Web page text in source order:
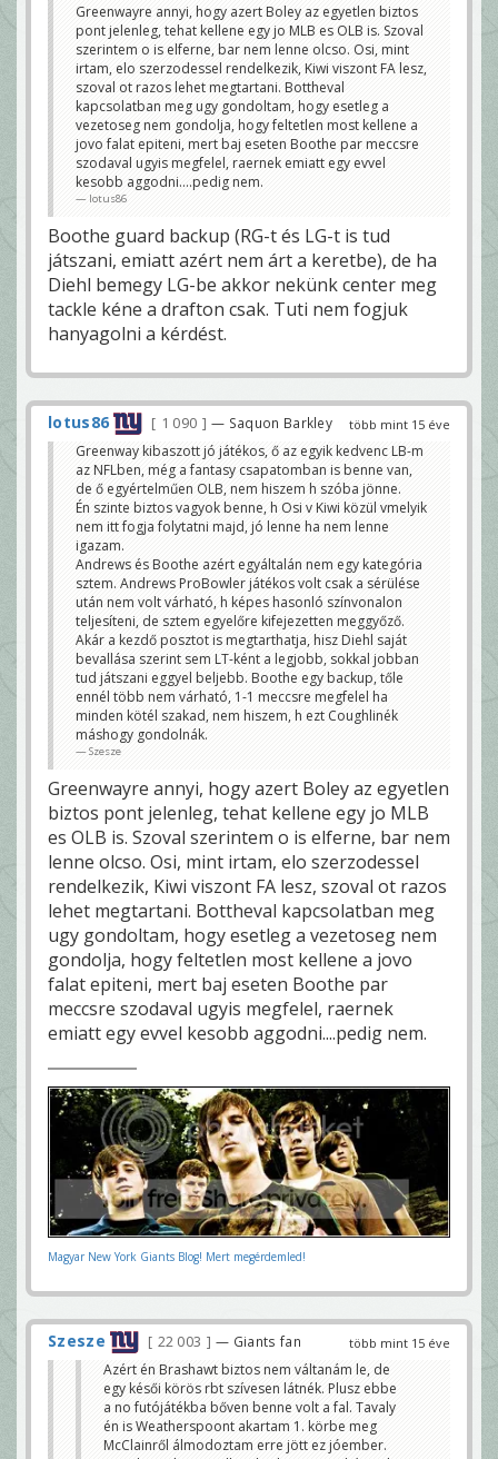
Greenwayre annyi, hogy azert Boley az egyetlen biztos
pont jelenleg, tehat kellene egy jo MLB es OLB is. Szoval
szerintem o is elferne, bar nem lenne olcso. Osi, mint
irtam, elo szerzodessel rendelkezik, Kiwi viszont FA lesz,
szoval ot razos lehet megtartani. Bottheval
kapcsolatban meg ugy gondoltam, hogy esetleg a
vezetoseg nem gondolja, hogy feltetlen most kellene a
jovo falat epiteni, mert baj eseten Boothe par meccsre
szodaval ugyis megfelel, raernek emiatt egy evvel
kesobb aggodni....pedig nem.
lotus86
Boothe guard backup (RG-t és LG-t is tud
játszani, emiatt azért nem árt a keretbe), de ha
Diehl bemegy LG-be akkor nekünk center meg
tackle kéne a drafton csak. Tuti nem fogjuk
hanyagolni a kérdést.
több mint 15 éve
lotus86 1 090 — Saquon Barkley
Greenway kibaszott jó játékos, ő az egyik kedvenc LB-m
az NFLben, még a fantasy csapatomban is benne van,
de ő egyértelműen OLB, nem hiszem h szóba jönne.
Én szinte biztos vagyok benne, h Osi v Kiwi közül vmelyik
nem itt fogja folytatni majd, jó lenne ha nem lenne
igazam.
Andrews és Boothe azért egyáltalán nem egy kategória
sztem. Andrews ProBowler játékos volt csak a sérülése
után nem volt várható, h képes hasonló színvonalon
teljesíteni, de sztem egyelőre kifejezetten meggyőző.
Akár a kezdő posztot is megtarthatja, hisz Diehl saját
bevallása szerint sem LT-ként a legjobb, sokkal jobban
tud játszani eggyel beljebb. Boothe egy backup, tőle
ennél több nem várható, 1-1 meccsre megfelel ha
minden kötél szakad, nem hiszem, h ezt Coughlinék
máshogy gondolnák.
Szesze
Greenwayre annyi, hogy azert Boley az egyetlen
biztos pont jelenleg, tehat kellene egy jo MLB
es OLB is. Szoval szerintem o is elferne, bar nem
lenne olcso. Osi, mint irtam, elo szerzodessel
rendelkezik, Kiwi viszont FA lesz, szoval ot razos
lehet megtartani. Bottheval kapcsolatban meg
ugy gondoltam, hogy esetleg a vezetoseg nem
gondolja, hogy feltetlen most kellene a jovo
falat epiteni, mert baj eseten Boothe par
meccsre szodaval ugyis megfelel, raernek
emiatt egy evvel kesobb aggodni....pedig nem.
Magyar New York Giants Blog! Mert megérdemled!
több mint 15 éve
Szesze 22 003 — Giants fan
Azért én Brashawt biztos nem váltanám le, de
egy késői körös rbt szívesen látnék. Plusz ebbe
a no futójátékba bőven benne volt a fal. Tavaly
én is Weatherspoont akartam 1. körbe meg
McClainről álmodoztam erre jött ez jóember.